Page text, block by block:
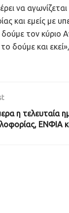
να αγωνίζεται
και εμείς με
τον κύριο
δούμε και
η τελευταία
ΕΝΦΙΑ